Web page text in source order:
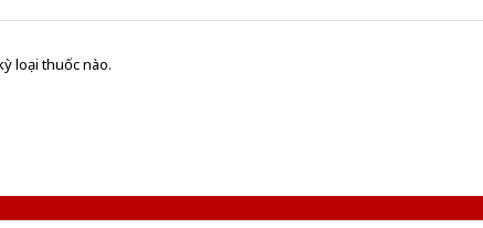
loại thuốc nào.